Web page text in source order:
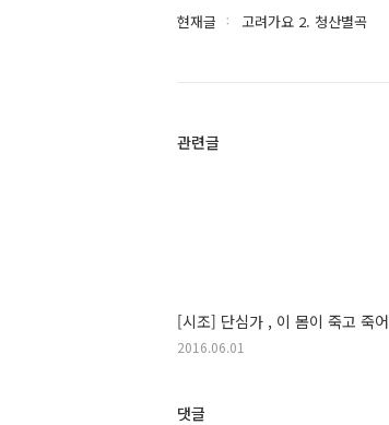
현재글 고려가요 2. 청산별곡
관련글
[시조] 단심가 , 이 몸이 죽고 죽어
2016.06.01
댓글